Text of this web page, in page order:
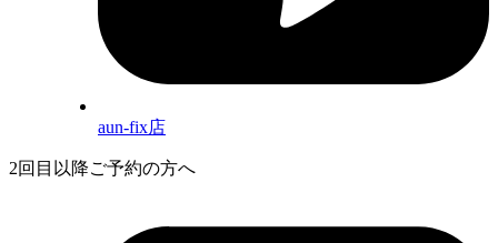
aun-fix店
2回目以降ご予約の方へ